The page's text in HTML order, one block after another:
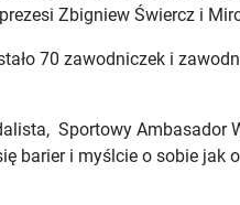
Zbigniew Świercz i
70 zawodniczek i
Sportowy Ambasador
barier i myślcie o sobie jak